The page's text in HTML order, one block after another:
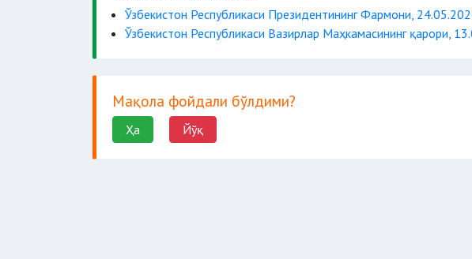
Ўзбекистон Республикаси Президентининг Фармони,
Ўзбекистон Республикаси Вазирлар Маҳкамасининг қарори,
Мақола фойдали бўлдими?
Ҳа Йўқ